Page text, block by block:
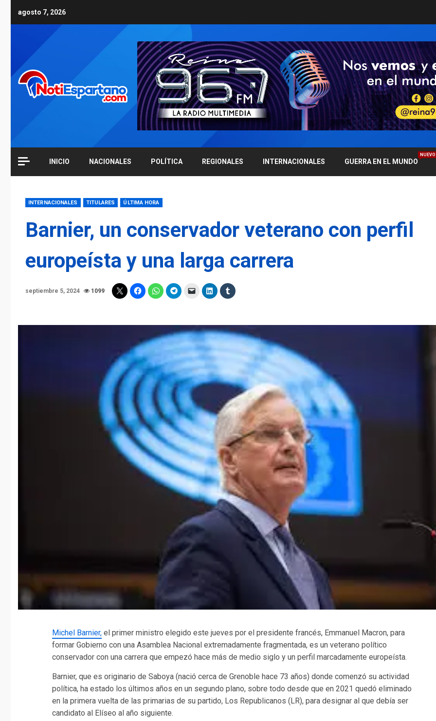
agosto 7, 2026
INICIO NACIONALES POLÍTICA REGIONALES INTERNACIONALES GUERRA EN EL MUNDO
NUEVO
INTERNACIONALES TITULARES ÚLTIMA HORA
Barnier, un conservador veterano con perfil
europeísta y una larga carrera
septiembre 5, 2024 1099
Michel Barnier, el primer ministro elegido este jueves por el presidente francés, Emmanuel Macron, para
formar Gobierno con una Asamblea Nacional extremadamente fragmentada, es un veterano político
conservador con una carrera que empezó hace más de medio siglo y un perfil marcadamente europeísta.
Barnier, que es originario de Saboya (nació cerca de Grenoble hace 73 años) donde comenzó su actividad
política, ha estado los últimos años en un segundo plano, sobre todo desde que en 2021 quedó eliminado
en la primera vuelta de las primarias de su partido, Los Republicanos (LR), para designar al que debía ser
candidato al Elíseo al año siguiente.